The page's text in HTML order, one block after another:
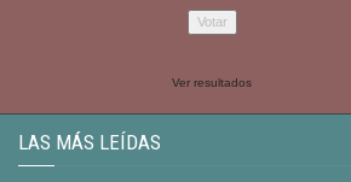
Ver resultados
LAS MÁS LEÍDAS